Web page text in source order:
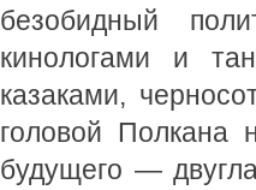
безобидный
кинологами и
казаками,
головой Полкана
будущего —